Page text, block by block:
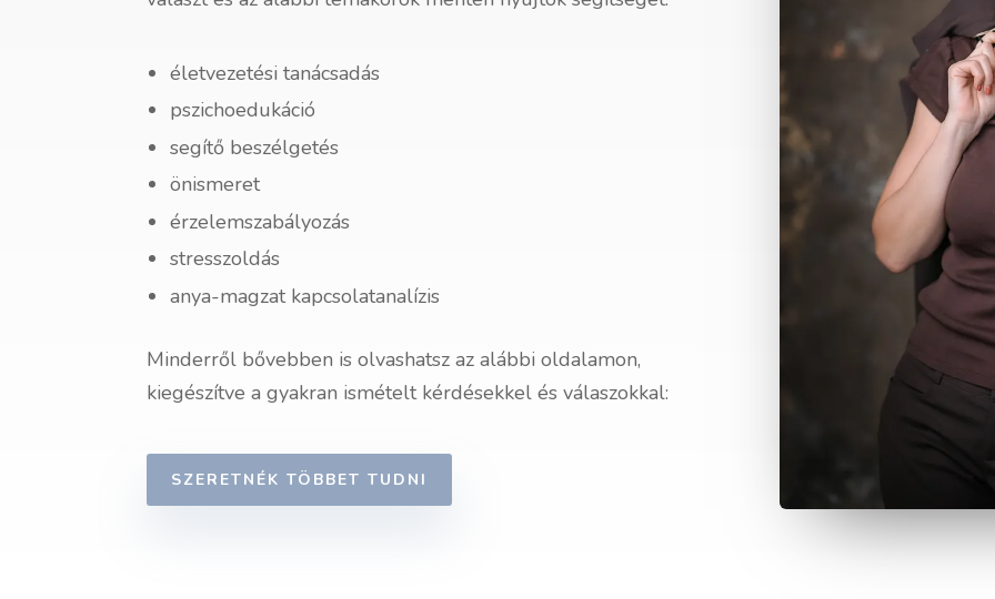
életvezetési tanácsadás
pszichoedukáció
segítő beszélgetés
önismeret
érzelemszabályozás
stresszoldás
anya-magzat kapcsolatanalízis
Minderről bővebben is olvashatsz az alábbi oldalamon,
kiegészítve a gyakran ismételt kérdésekkel és válaszokkal:
SZERETNÉK TÖBBET TUDNI